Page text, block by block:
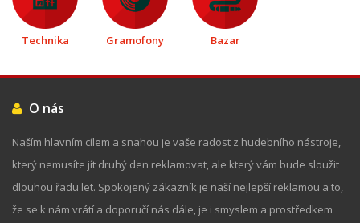
Technika Gramofony Bazar
O nás
Naším hlavním cílem a snahou je vaše radost z hudebního nástroje,
který nemusíte jít druhý den reklamovat, ale který vám bude sloužit
dlouhou řadu let. Spokojený zákazník je naší nejlepší reklamou a to,
že se k nám vrátí a doporučí nás dále, je i smyslem a prostředkem